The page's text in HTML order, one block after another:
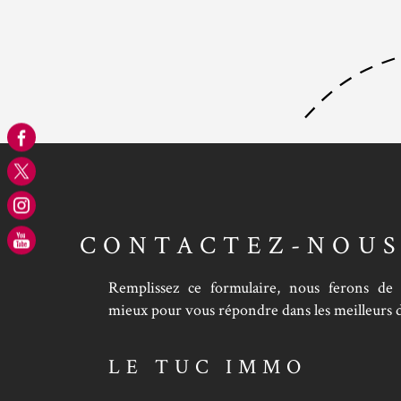
CONTACTEZ-NOUS
Remplissez ce formulaire, nous ferons de
mieux pour vous répondre dans les meilleurs
LE TUC IMMO